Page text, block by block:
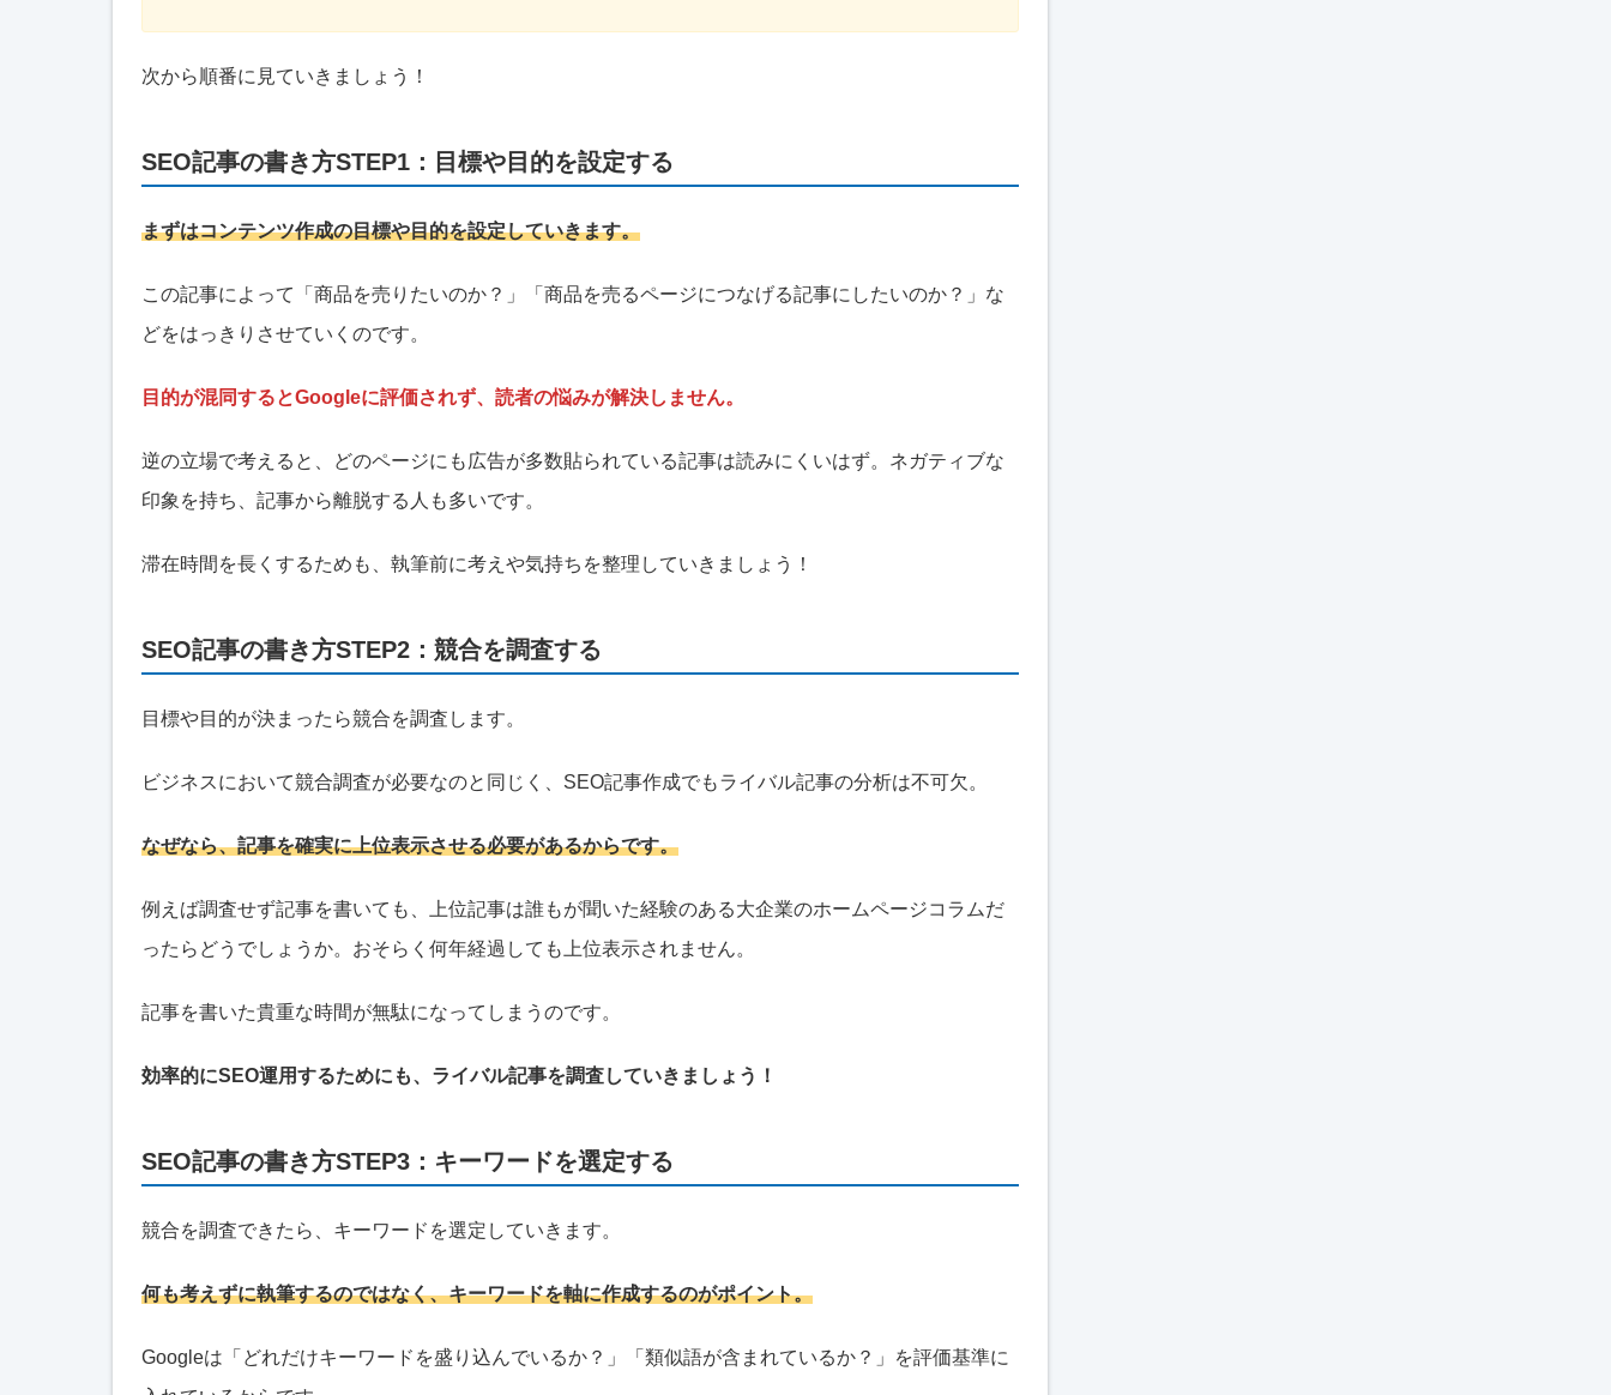
次から順番に見ていきましょう！
SEO記事の書き方STEP1：目標や目的を設定する
まずはコンテンツ作成の目標や目的を設定していきます。
この記事によって「商品を売りたいのか？」「商品を売るページにつなげる記事にしたいのか？」な
どをはっきりさせていくのです。
目的が混同するとGoogleに評価されず、読者の悩みが解決しません。
逆の立場で考えると、どのページにも広告が多数貼られている記事は読みにくいはず。ネガティブな
印象を持ち、記事から離脱する人も多いです。
滞在時間を長くするためも、執筆前に考えや気持ちを整理していきましょう！
SEO記事の書き方STEP2：競合を調査する
目標や目的が決まったら競合を調査します。
ビジネスにおいて競合調査が必要なのと同じく、SEO記事作成でもライバル記事の分析は不可欠。
なぜなら、記事を確実に上位表示させる必要があるからです。
例えば調査せず記事を書いても、上位記事は誰もが聞いた経験のある大企業のホームページコラムだ
ったらどうでしょうか。おそらく何年経過しても上位表示されません。
記事を書いた貴重な時間が無駄になってしまうのです。
効率的にSEO運用するためにも、ライバル記事を調査していきましょう！
SEO記事の書き方STEP3：キーワードを選定する
競合を調査できたら、キーワードを選定していきます。
何も考えずに執筆するのではなく、キーワードを軸に作成するのがポイント。
Googleは「どれだけキーワードを盛り込んでいるか？」「類似語が含まれているか？」を評価基準に